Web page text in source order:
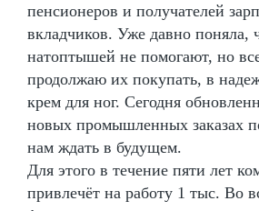
пенсионеров и получателей
вкладчиков. Уже давно поняла,
натоптышей не помогают, но
продолжаю их покупать, в
крем для ног. Сегодня
новых промышленных заказах
нам ждать в будущем.
Для этого в течение пяти лет
привлечёт на работу 1 тыс. Во